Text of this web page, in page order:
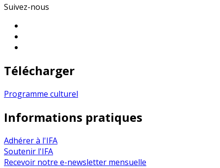
Suivez-nous
Télécharger
Programme culturel
Informations pratiques
Adhérer à l'IFA
Soutenir l'IFA
Recevoir notre e-newsletter mensuelle